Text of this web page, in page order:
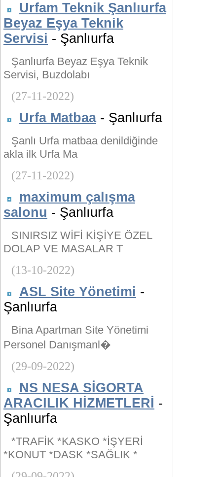
Urfam Teknik Şanlıurfa
Beyaz Eşya Teknik
Servisi - Şanlıurfa
Şanlıurfa Beyaz Eşya Teknik
Servisi, Buzdolabı
(27-11-2022)
Urfa Matbaa- Şanlıurfa
Şanlı Urfa matbaa denildiğinde
akla ilk Urfa Ma
(27-11-2022)
maximum çalışma
salonu - Şanlıurfa
SINIRSIZ WİFİ KİŞİYE ÖZEL
DOLAP VE MASALAR T
(13-10-2022)
ASL Site Yönetimi -
Şanlıurfa
Bina Apartman Site Yönetimi
Personel Danışmanl�
(29-09-2022)
NS NESA SİGORTA
ARACILIK HİZMETLERİ -
Şanlıurfa
*TRAFİK *KASKO *İŞYERİ
*KONUT *DASK *SAĞLIK *